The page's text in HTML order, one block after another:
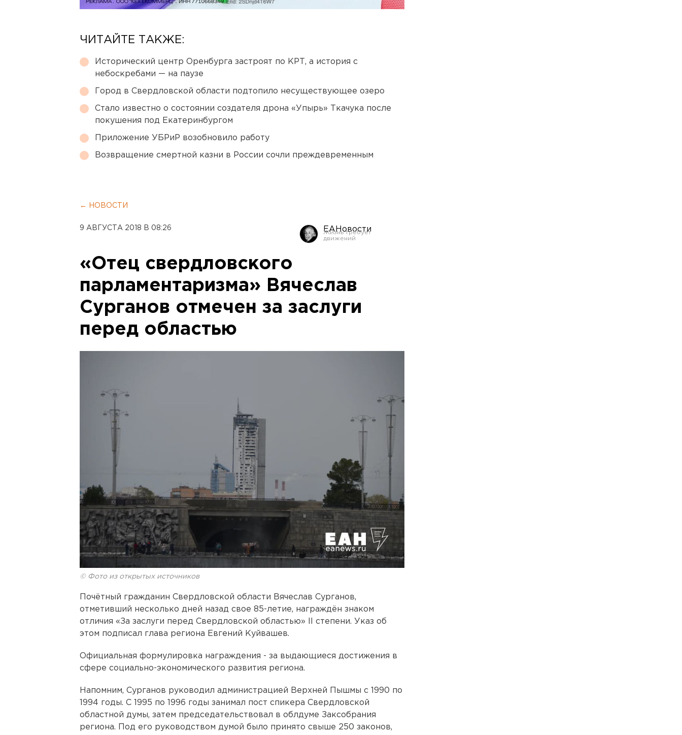
ЧИТАЙТЕ ТАКЖЕ:
Исторический центр Оренбурга застроят по КРТ, а история с
небоскребами — на паузе
Город в Свердловской области подтопило несуществующее озеро
Стало известно о состоянии создателя дрона «Упырь» Ткачука после
покушения под Екатеринбургом
Приложение УБРиР возобновило работу
Возвращение смертной казни в России сочли преждевременным
← НОВОСТИ
9 АВГУСТА 2018 В 08:26 ЕАНовости
«Отец свердловского
парламентаризма» Вячеслав
Сурганов отмечен за заслуги
перед областью
© Фото из открытых источников
Почётный гражданин Свердловской области Вячеслав Сурганов,
отметивший несколько дней назад свое 85-летие, награждён знаком
отличия «За заслуги перед Свердловской областью» II степени. Указ об
этом подписал глава региона Евгений Куйвашев.
Официальная формулировка награждения - за выдающиеся достижения в
сфере социально-экономического развития региона.
Напомним, Сурганов руководил администрацией Верхней Пышмы с 1990 по
1994 годы. С 1995 по 1996 годы занимал пост спикера Свердловской
областной думы, затем председательствовал в облдуме Заксобрания
региона. Под его руководством думой было принято свыше 250 законов,